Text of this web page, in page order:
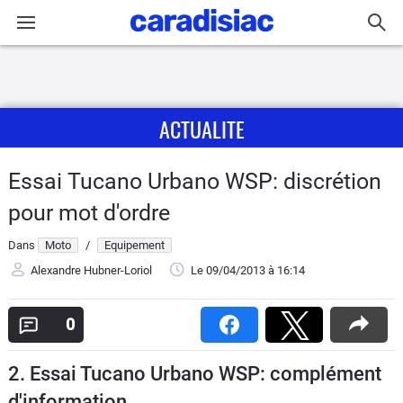
Actu
Essais
Equipement
Avis
ACTUALITE
Essai Tucano Urbano WSP: discrétion
pour mot d'ordre
Dans Moto /
Equipement
Alexandre Hubner-Loriol
Le 09/04/2013 à 16:14
0
2. Essai Tucano Urbano WSP: complément